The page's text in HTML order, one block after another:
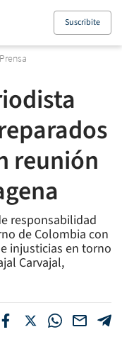
Suscribite
reunión
responsabilidad
de Colombia con
injusticias en torno
Carvajal,